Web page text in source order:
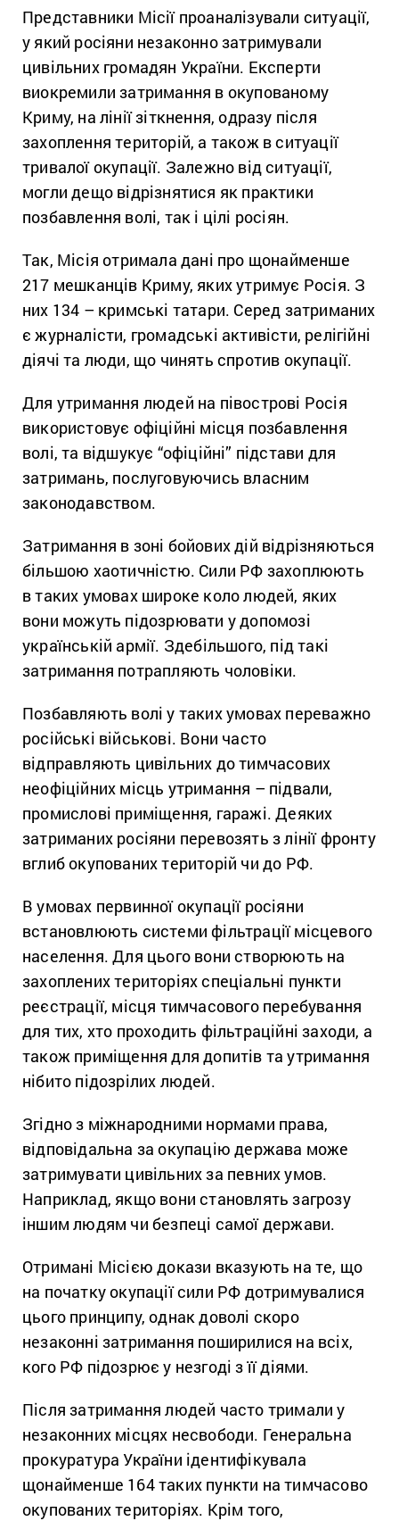
Представники Місії проаналізували ситуації,
у який росіяни незаконно затримували
цивільних громадян України. Експерти
виокремили затримання в окупованому
Криму, на лінії зіткнення, одразу після
захоплення територій, а також в ситуації
тривалої окупації. Залежно від ситуації,
могли дещо відрізнятися як практики
позбавлення волі, так і цілі росіян.
Так, Місія отримала дані про щонайменше
217 мешканців Криму, яких утримує Росія. З
них 134 – кримські татари. Серед затриманих
є журналісти, громадські активісти, релігійні
діячі та люди, що чинять спротив окупації.
Для утримання людей на півострові Росія
використовує офіційні місця позбавлення
волі, та відшукує “офіційні” підстави для
затримань, послуговуючись власним
законодавством.
Затримання в зоні бойових дій відрізняються
більшою хаотичністю. Сили РФ захоплюють
в таких умовах широке коло людей, яких
вони можуть підозрювати у допомозі
українській армії. Здебільшого, під такі
затримання потрапляють чоловіки.
Позбавляють волі у таких умовах переважно
російські військові. Вони часто
відправляють цивільних до тимчасових
неофіційних місць утримання – підвали,
промислові приміщення, гаражі. Деяких
затриманих росіяни перевозять з лінії фронту
вглиб окупованих територій чи до РФ.
В умовах первинної окупації росіяни
встановлюють системи фільтрації місцевого
населення. Для цього вони створюють на
захоплених територіях спеціальні пункти
реєстрації, місця тимчасового перебування
для тих, хто проходить фільтраційні заходи, а
також приміщення для допитів та утримання
нібито підозрілих людей.
Згідно з міжнародними нормами права,
відповідальна за окупацію держава може
затримувати цивільних за певних умов.
Наприклад, якщо вони становлять загрозу
іншим людям чи безпеці самої держави.
Отримані Місією докази вказують на те, що
на початку окупації сили РФ дотримувалися
цього принципу, однак доволі скоро
незаконні затримання поширилися на всіх,
кого РФ підозрює у незгоді з її діями.
Після затримання людей часто тримали у
незаконних місцях несвободи. Генеральна
прокуратура України ідентифікувала
щонайменше 164 таких пункти на тимчасово
окупованих територіях. Крім того,